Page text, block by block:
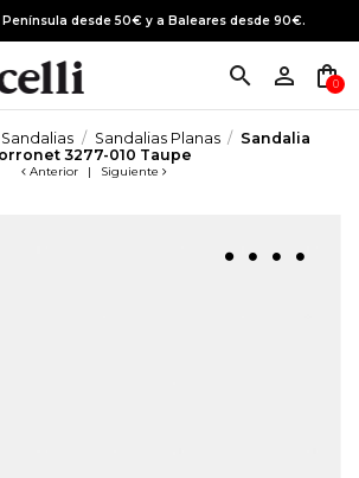
desde 50€ y a Baleares desde 90€.
search person_outline shopping_bag
0
Sandalias Sandalias Planas
Sandalia
3277-010 Taupe
Anterior | Siguiente